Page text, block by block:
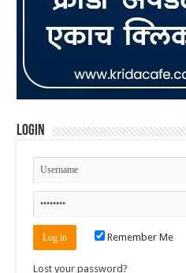
Login
Remember Me
Lost your password?